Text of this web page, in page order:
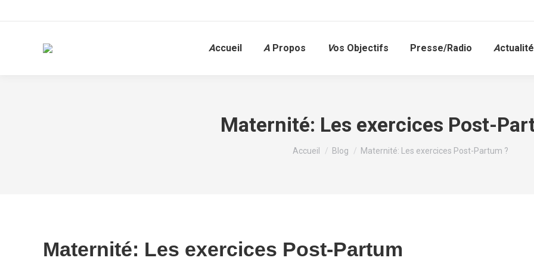
Accueil APropos Vos Objectifs Presse/Radio A
Maternité: Les exercices Post-
Vous êtes ici :
Accueil Blog Maternité: Les exercices Post-Partum ?
Maternité: Les exercices Post-Partum